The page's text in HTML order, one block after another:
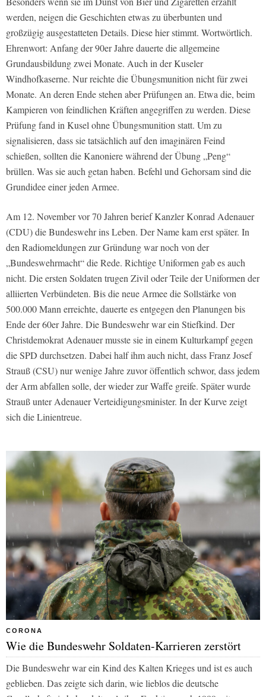
werden, neigen die Geschichten etwas zu überbunten und
großzügig ausgestatteten Details. Diese hier stimmt. Wortwörtlich.
Ehrenwort: Anfang der 90er Jahre dauerte die allgemeine
Grundausbildung zwei Monate. Auch in der Kuseler
Windhofkaserne. Nur reichte die Übungsmunition nicht für zwei
Monate. An deren Ende stehen aber Prüfungen an. Etwa die, beim
Kampieren von feindlichen Kräften angegriffen zu werden. Diese
Prüfung fand in Kusel ohne Übungsmunition statt. Um zu
signalisieren, dass sie tatsächlich auf den imaginären Feind
schießen, sollten die Kanoniere während der Übung „Peng“
brüllen. Was sie auch getan haben. Befehl und Gehorsam sind die
Grundidee einer jeden Armee.
Am 12. November vor 70 Jahren berief Kanzler Konrad Adenauer
(CDU) die Bundeswehr ins Leben. Der Name kam erst später. In
den Radiomeldungen zur Gründung war noch von der
„Bundeswehrmacht“ die Rede. Richtige Uniformen gab es auch
nicht. Die ersten Soldaten trugen Zivil oder Teile der Uniformen der
alliierten Verbündeten. Bis die neue Armee die Sollstärke von
500.000 Mann erreichte, dauerte es entgegen den Planungen bis
Ende der 60er Jahre. Die Bundeswehr war ein Stiefkind. Der
Christdemokrat Adenauer musste sie in einem Kulturkampf gegen
die SPD durchsetzen. Dabei half ihm auch nicht, dass Franz Josef
Strauß (CSU) nur wenige Jahre zuvor öffentlich schwor, dass jedem
der Arm abfallen solle, der wieder zur Waffe greife. Später wurde
Strauß unter Adenauer Verteidigungsminister. In der Kurve zeigt
sich die Linientreue.
CORONA
Wie die Bundeswehr Soldaten-Karrieren zerstört
Die Bundeswehr war ein Kind des Kalten Krieges und ist es auch
geblieben. Das zeigte sich darin, wie lieblos die deutsche